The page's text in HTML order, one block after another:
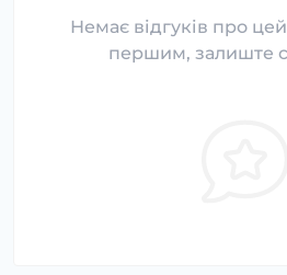
Немає відгуків про
першим, залиште